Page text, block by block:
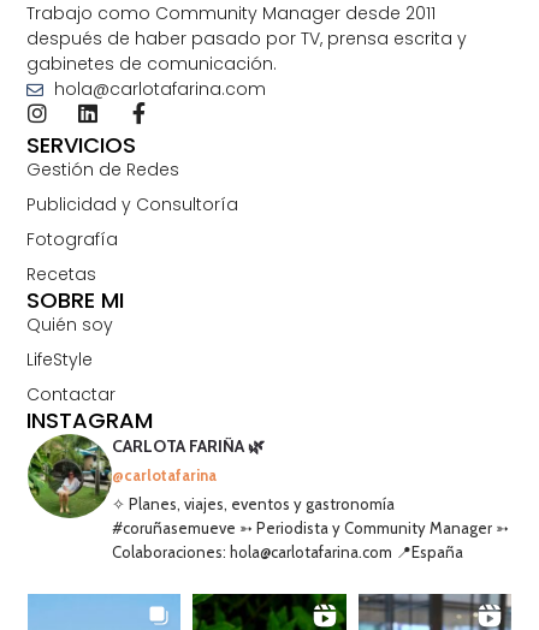
Trabajo como Community Manager desde 2011
después de haber pasado por TV, prensa escrita y
gabinetes de comunicación.
hola@carlotafarina.com
SOBRE MI
Quién soy
LifeStyle
Contactar
SERVICIOS
Gestión de Redes
Publicidad y Consultoría
Fotografía
Recetas
INSTAGRAM
CARLOTA FARIÑA 🌿
@carlotafarina
✧ Planes, viajes, eventos y gastronomía
#coruñasemueve ➳ Periodista y Community Manager ➳
Colaboraciones: hola@carlotafarina.com 📍España